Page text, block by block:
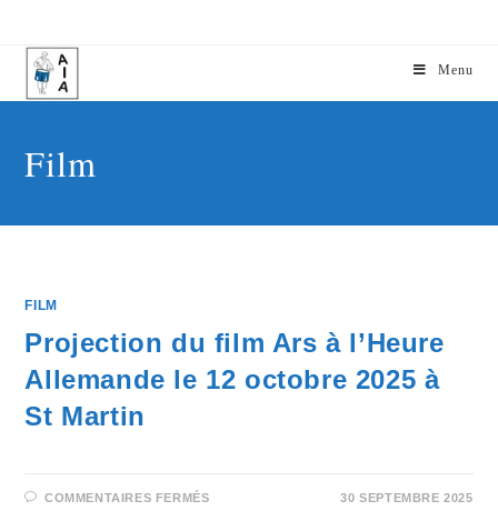
Menu
Film
FILM
Projection du film Ars à l’Heure
Allemande le 12 octobre 2025 à
St Martin
COMMENTAIRES FERMÉS 30 SEPTEMBRE 2025